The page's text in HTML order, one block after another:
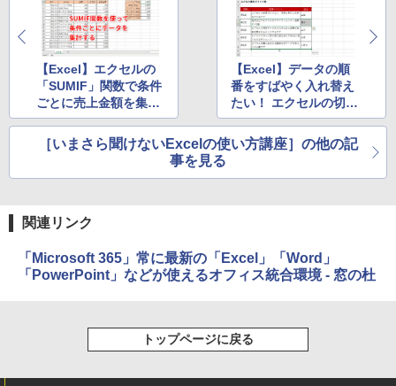
Kindle Paperwhite シグニチャーエディ
ション (32GB) 7インチディスプレイ、明
るさ自動調整、色調調節ライト、12週間
持続バッテリー、広告なし、メタリック
ブラック
￥32,980
Amazon Kindle Colorsoft | 16GBストレ
ージ、防水、7インチカラーディスプレ
イ、色調調節ライト、最大8週間持続バッ
レージ、ノート機能搭載、明るさ自動調
整、色調調節ライト、プレミアムペン付
き、グラファイト
【Excel】エクセルの
「SUMIF」関数で条件
ごとに売上金額を集計
する方法
【Excel】データの順
番をすばやく入れ替え
たい！ エクセルの切り
取りと挿入をドラッグ
＆ドロップで行うテク
［いまさら聞けないExcelの使い方講座］の他の記
事を見る
関連リンク
「Microsoft 365」常に最新の「Excel」「Word」
「PowerPoint」などが使えるオフィス統合環境 - 窓の杜
トップページに戻る